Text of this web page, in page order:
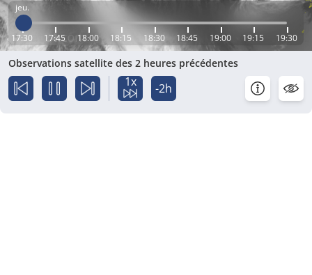
jeu.
17:30 17:45 18:00 18:15 18:30 18:45 19:00 19:15 19:30
Observations satellite des 2 heures précédentes
1x -2h